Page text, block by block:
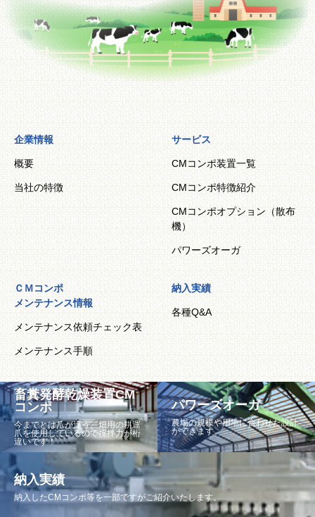
企業情報
概要
当社の特徴
サービス
CMコンポ装置一覧
CMコンポ特徴紹介
CMコンポオプション（散布
機）
パワーズオーガ
ＣＭコンポ
メンテナンス情報
メンテナンス依頼チェック表
メンテナンス手順
納入実績
各種Q&A
畜糞発酵乾燥装置CM
コンポ
今までとは爪が違う。畑用の耕運
爪を使用しているので撹拌力が桁
違いです！
パワーズオーガ
農場の規模や用地に合わせた設計
ができます。
納入実績
納入したCMコンポ等を一部ですがご紹介いたします。